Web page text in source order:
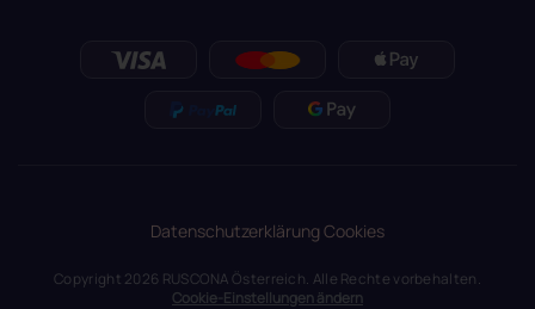
DatenschutzerklärungCookies
Copyright 2026 RUSCONA Österreich. Alle Rechte vorbehalten.
Cookie-Einstellungen ändern